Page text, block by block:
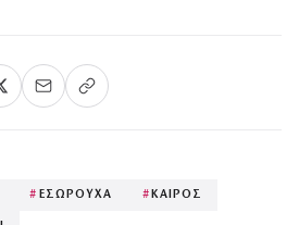
# ΕΣΩΡΟΥΧΑ # ΚΑΙΡΟΣ